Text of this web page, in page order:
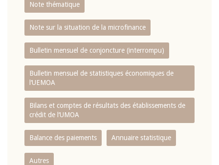
Note thématique
Note sur la situation de la microfinance
Bulletin mensuel de conjoncture (interrompu)
Bulletin mensuel de statistiques économiques de
l‘UEMOA
Bilans et comptes de résultats des établissements de
crédit de l‘UMOA
Balance des paiements Annuaire statistique
Autres